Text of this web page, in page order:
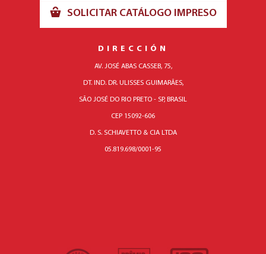
SOLICITAR CATÁLOGO IMPRESO
DIRECCIÓN
AV. JOSÉ ABAS CASSEB, 75,
DT. IND. DR. ULISSES GUIMARÃES,
SÃO JOSÉ DO RIO PRETO - SP, BRASIL
CEP 15092-606
D. S. SCHIAVETTO & CIA LTDA
05.819.698/0001-95